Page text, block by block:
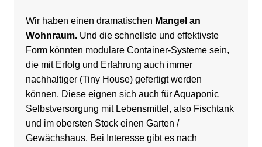
Wir haben einen dramatischen Mangel an
Wohnraum.Und die schnellste und effektivste
Form könnten modulare Container-Systeme sein,
die mit Erfolg und Erfahrung auch immer
nachhaltiger (Tiny House) gefertigt werden
können. Diese eignen sich auch für Aquaponic
Selbstversorgung mit Lebensmittel, also Fischtank
und im obersten Stock einen Garten /
Gewächshaus. Bei Interesse gibt es nach